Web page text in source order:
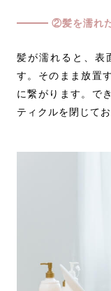
②髪を濡れ
髪が濡れると、表
す。そのまま放置
に繋がります。で
ティクルを閉じてお